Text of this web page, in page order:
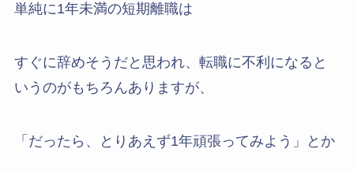
単純に1年未満の短期離職は
すぐに辞めそうだと思われ、転職に不利になると
いうのがもちろんありますが、
「だったら、とりあえず1年頑張ってみよう」とか